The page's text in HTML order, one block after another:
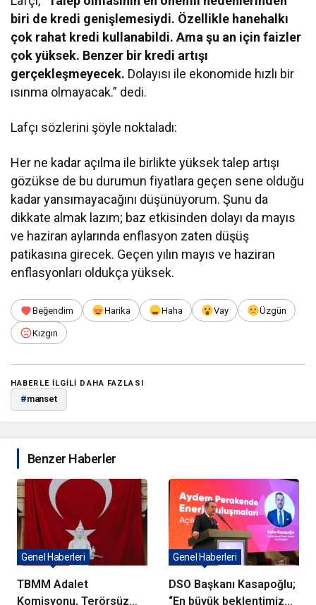
biri de kredi genişlemesiydi. Özellikle hanehalkı
çok rahat kredi kullanabildi. Ama şu an için faizler
çok yüksek. Benzer bir kredi artışı
gerçekleşmeyecek. Dolayısı ile ekonomide hızlı bir
ısınma olmayacak.” dedi.
Lafçı sözlerini şöyle noktaladı:
Her ne kadar açılma ile birlikte yüksek talep artışı
gözükse de bu durumun fiyatlara geçen sene olduğu
kadar yansımayacağını düşünüyorum. Şunu da
dikkate almak lazım; baz etkisinden dolayı da mayıs
ve haziran aylarında enflasyon zaten düşüş
patikasına girecek. Geçen yılın mayıs ve haziran
enflasyonları oldukça yüksek.
Beğendim Harika Haha Vay Üzgün
Kızgın
HABERLE ILGILI DAHA FAZLASI
#manset
Benzer Haberler
TBMM Adalet
Komisyonu, Terörsüz
Genel Haberleri
DSO Başkanı Kasapoğlu;
“En büyük beklentimiz
Genel Haberleri